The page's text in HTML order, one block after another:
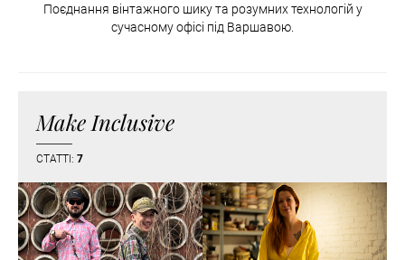
Поєднання вінтажного шику та розумних технологій у
сучасному офісі під Варшавою.
Make Inclusive
СТАТТІ: 7